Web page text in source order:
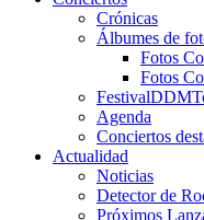
Crónicas
Álbumes de
Fotos
Fotos
FestivalDDM
Agenda
Conciertos
Actualidad
Noticias
Detector de
Próximos